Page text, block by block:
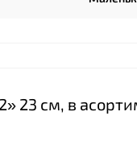
23 см, в